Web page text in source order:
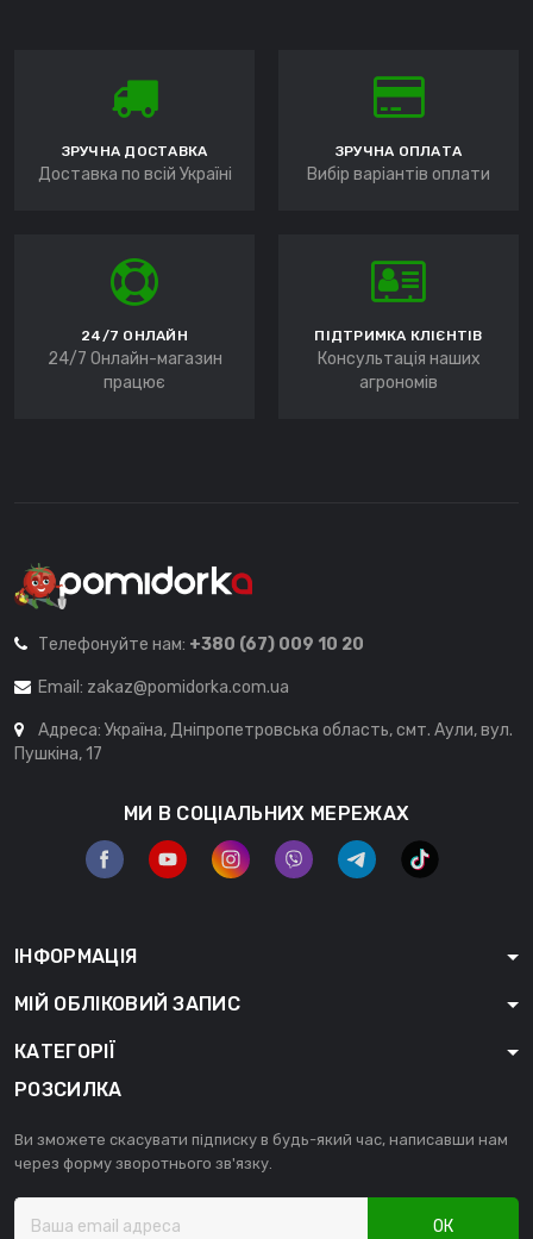
ЗРУЧНА ДОСТАВКА
Доставка по всій Україні
ЗРУЧНА ОПЛАТА
Вибір варіантів оплати
24/7 ОНЛАЙН
24/7 Онлайн-магазин
працює
ПІДТРИМКА КЛІЄНТІВ
Консультація наших
агрономів
Телефонуйте нам: +380 (67) 009 10 20
Email: zakaz@pomidorka.com.ua
Адреса: Україна, Дніпропетровська область, смт. Аули, вул.
Пушкіна, 17
МИ В СОЦІАЛЬНИХ МЕРЕЖАХ
ІНФОРМАЦІЯ
МІЙ ОБЛІКОВИЙ ЗАПИС
КАТЕГОРІЇ
РОЗСИЛКА
Ви зможете скасувати підписку в будь-який час, написавши нам
через форму зворотнього зв'язку.
ОК